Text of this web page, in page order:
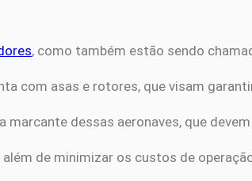
, como também estão sendo
com asas e rotores, que visam
dessas aeronaves, que
de minimizar os custos de